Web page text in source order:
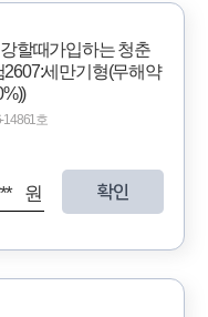
할때가입하는 청춘
세만기형(무해약
14861호
원 확인